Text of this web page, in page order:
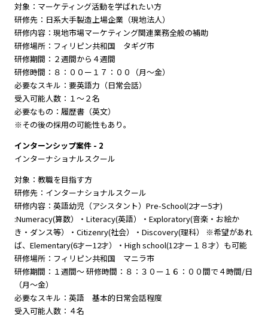
対象：マーケティング活動を学ばれたい方
研修先：日系大手製造上場企業（現地法人）
研修内容：現地市場マーケティング関連業務全般の補助
研修場所：フィリピン共和国 タギグ市
研修期間：２週間から４週間
研修時間：８：００ー１７：００（月～金）
必要なスキル：要英語力（日常会話）
受入可能人数：１～２名
必要なもの：履歴書（英文）
※その後の採用の可能性もあり。
インターンシップ案件 - 2
インターナショナルスクール
対象：教職を目指す方
研修先：インターナショナルスクール
研修内容：英語幼児（アシスタント）Pre-School(2才ー5才)
:Numeracy(算数）・Literacy(英語）・Exploratory(音楽・お絵か
き・ダンス等）・Citizenry(社会）・Discovery(理科） ※希望があれ
ば、Elementary(6才ー12才）・High school(12才ー１８才）も可能
研修場所：フィリピン共和国 マニラ市
研修期間：１週間～ 研修時間：８：３０ー１６：００間で４時間/日
（月～金）
必要なスキル：英語 基本的日常会話程度
受入可能人数：４名